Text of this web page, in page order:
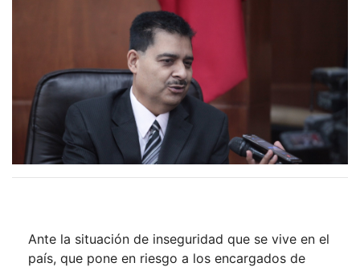
Ante la situación de inseguridad que se vive en el
país, que pone en riesgo a los encargados de